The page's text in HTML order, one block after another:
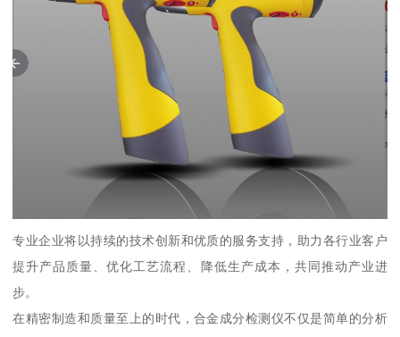
专业企业将以持续的技术创新和优质的服务支持，助力各行业客户
提升产品质量、优化工艺流程、降低生产成本，共同推动产业进
步。
在精密制造和质量至上的时代，合金成分检测仪不仅是简单的分析